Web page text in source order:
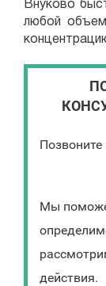
Внуково
любой
Мы
действия.